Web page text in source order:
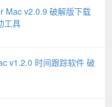
Mac v2.0.9 破解版下载
工具
v1.2.0 时间跟踪软件 破